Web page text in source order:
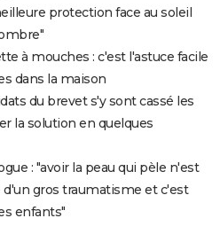
protection face au soleil
à mouches : c'est l'astuce facile
dans la maison
du brevet s'y sont cassé les
la solution en quelques
: "avoir la peau qui pèle n'est
d'un gros traumatisme et c'est
enfants"